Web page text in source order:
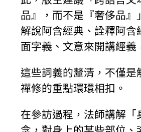
品』，而不是『奢侈品
解說阿含經典、詮釋阿
面字義、文意來開講經
這些詞義的釐清，不僅
禪修的重點環環相扣。
在參訪過程，法師講解